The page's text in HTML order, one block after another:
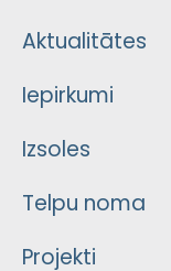
Aktualitātes
Iepirkumi
Izsoles
Telpu noma
Projekti